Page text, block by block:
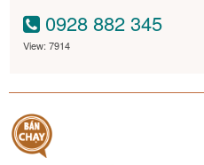
0928 882 345
View: 7914